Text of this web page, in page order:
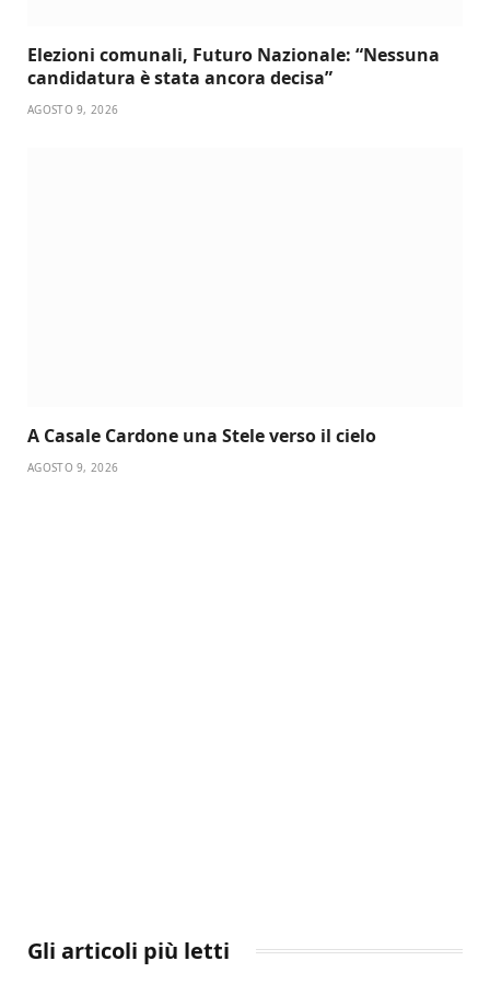
Elezioni comunali, Futuro Nazionale: “Nessuna
candidatura è stata ancora decisa”
AGOSTO 9, 2026
A Casale Cardone una Stele verso il cielo
AGOSTO 9, 2026
Gli articoli più letti